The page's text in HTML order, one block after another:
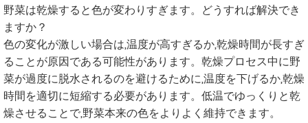
野菜は乾燥すると色が変わりすぎます。どうすれば解決でき
ますか？
色の変化が激しい場合は,温度が高すぎるか,乾燥時間が長すぎ
ることが原因である可能性があります。乾燥プロセス中に野
菜が過度に脱水されるのを避けるために,温度を下げるか,乾燥
時間を適切に短縮する必要があります。低温でゆっくりと乾
燥させることで,野菜本来の色をよりよく維持できます。